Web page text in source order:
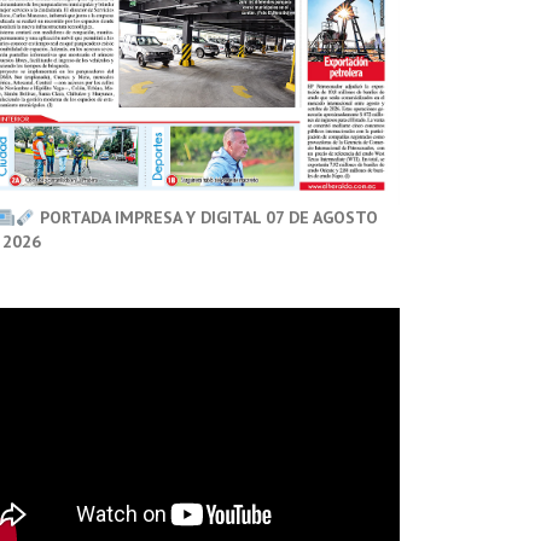
PORTADA IMPRESA Y DIGITAL 07 DE AGOSTO
2026